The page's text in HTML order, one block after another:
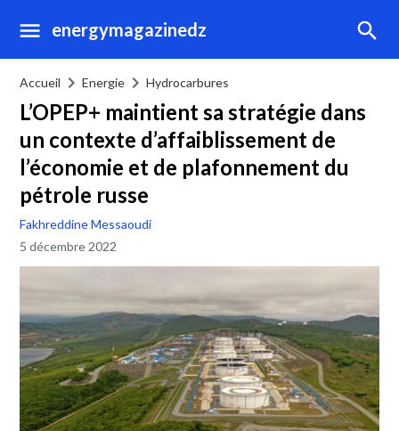
energymagazinedz
Accueil Energie Hydrocarbures
L’OPEP+ maintient sa stratégie dans
un contexte d’affaiblissement de
l’économie et de plafonnement du
pétrole russe
Fakhreddine Messaoudi
5 décembre 2022